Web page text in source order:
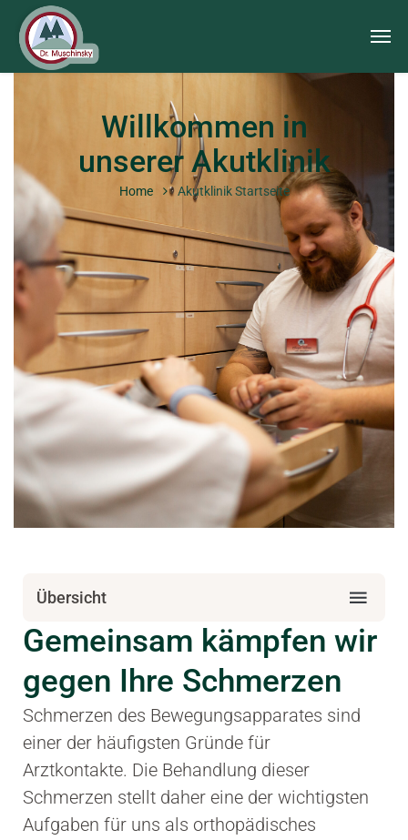
Willkommen in
unserer Akutklinik
Home Akutklinik Startseite
Übersicht
Gemeinsam kämpfen wir
gegen Ihre Schmerzen​
Schmerzen des Bewegungsapparates sind
einer der häufigsten Gründe für
Arztkontakte. Die Behandlung dieser
Schmerzen stellt daher eine der wichtigsten
Aufgaben für uns als orthopädisches